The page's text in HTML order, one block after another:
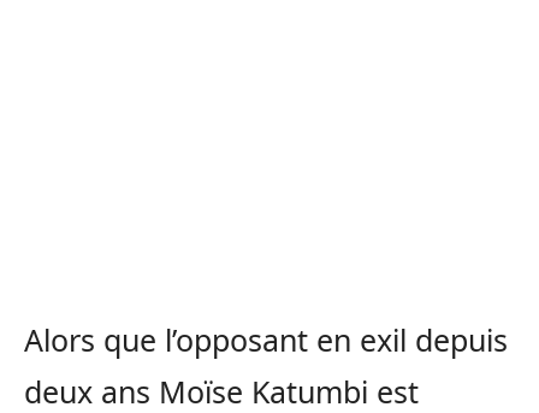
Alors que l’opposant en exil depuis
deux ans Moïse Katumbi est